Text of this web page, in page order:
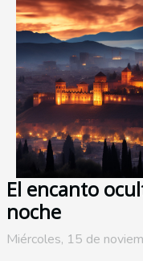
El encanto
noche
Miércoles, 15 de